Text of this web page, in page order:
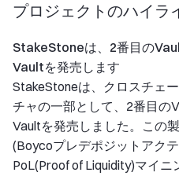
プロジェクトのハイラ
StakeStoneは、2番目の
Vaultを発売します
StakeStoneは、クロスチェ
チャの一部として、2番目の
Vaultを発売しました。この
(Boycoプレデポジットアク
PoL(Proof of Liquidity)マイ